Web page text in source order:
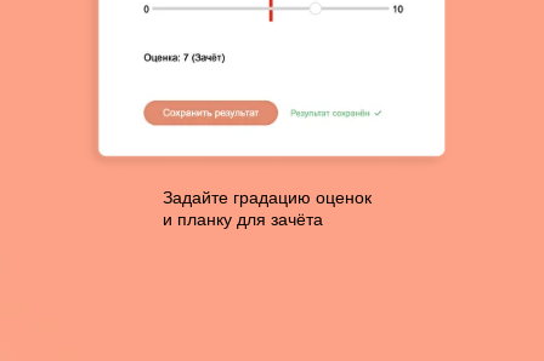
Задайте градацию оценок
и планку для зачёта